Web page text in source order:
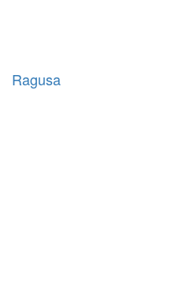
Ragusa